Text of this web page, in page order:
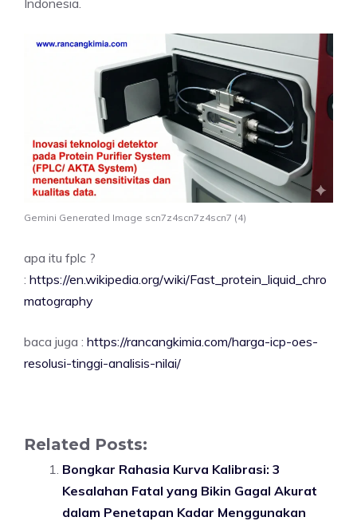
Indonesia.
Gemini Generated Image scn7z4scn7z4scn7 (4)
apa itu fplc ?
: https://en.wikipedia.org/wiki/Fast_protein_liquid_chro
matography
baca juga : https://rancangkimia.com/harga-icp-oes-
resolusi-tinggi-analisis-nilai/
Related Posts:
Bongkar Rahasia Kurva Kalibrasi: 3
Kesalahan Fatal yang Bikin Gagal Akurat
dalam Penetapan Kadar Menggunakan